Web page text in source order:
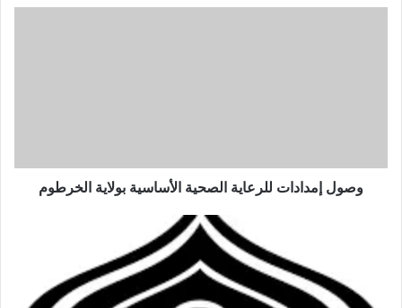
وصول إمدادات للرعاية الصحية الأساسية بولاية الخرطوم